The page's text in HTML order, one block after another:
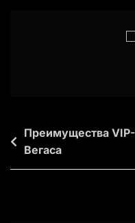
Преимущества
Вегаса